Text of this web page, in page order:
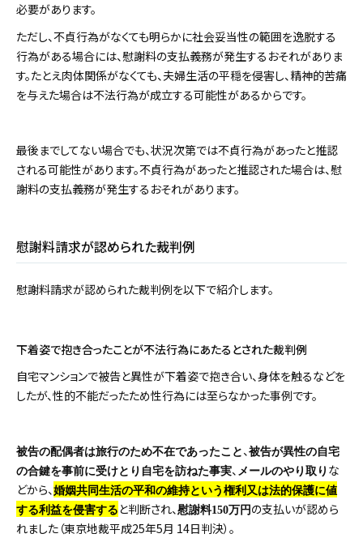
必要があります。
ただし、不貞行為がなくても明らかに社会妥当性の範囲を逸脱する
行為がある場合には、慰謝料の支払義務が発生するおそれがありま
す。たとえ肉体関係がなくても、夫婦生活の平穏を侵害し、精神的苦痛
を与えた場合は不法行為が成立する可能性があるからです。
最後までしてない場合でも、状況次第では不貞行為があったと推認
される可能性があります。不貞行為があったと推認された場合は、慰
謝料の支払義務が発生するおそれがあります。
慰謝料請求が認められた裁判例
慰謝料請求が認められた裁判例を以下で紹介します。
下着姿で抱き合ったことが不法行為にあたるとされた裁判例
自宅マンションで被告と異性が下着姿で抱き合い、身体を触るなどを
したが、性的不能だったため性行為には至らなかった事例です。
被告の配偶者は旅行のため不在であったこと 、被告が異性の自宅
の合鍵を事前に受けとり自宅を訪ねた事実、 メールのやり取り な
どから、婚姻共同生活の平和の維持という権利又は法的保護に値
する利益を侵害する と判断され、慰謝料150万円 の支払いが認めら
れました（東京地裁平成25年5月 14日判決）。